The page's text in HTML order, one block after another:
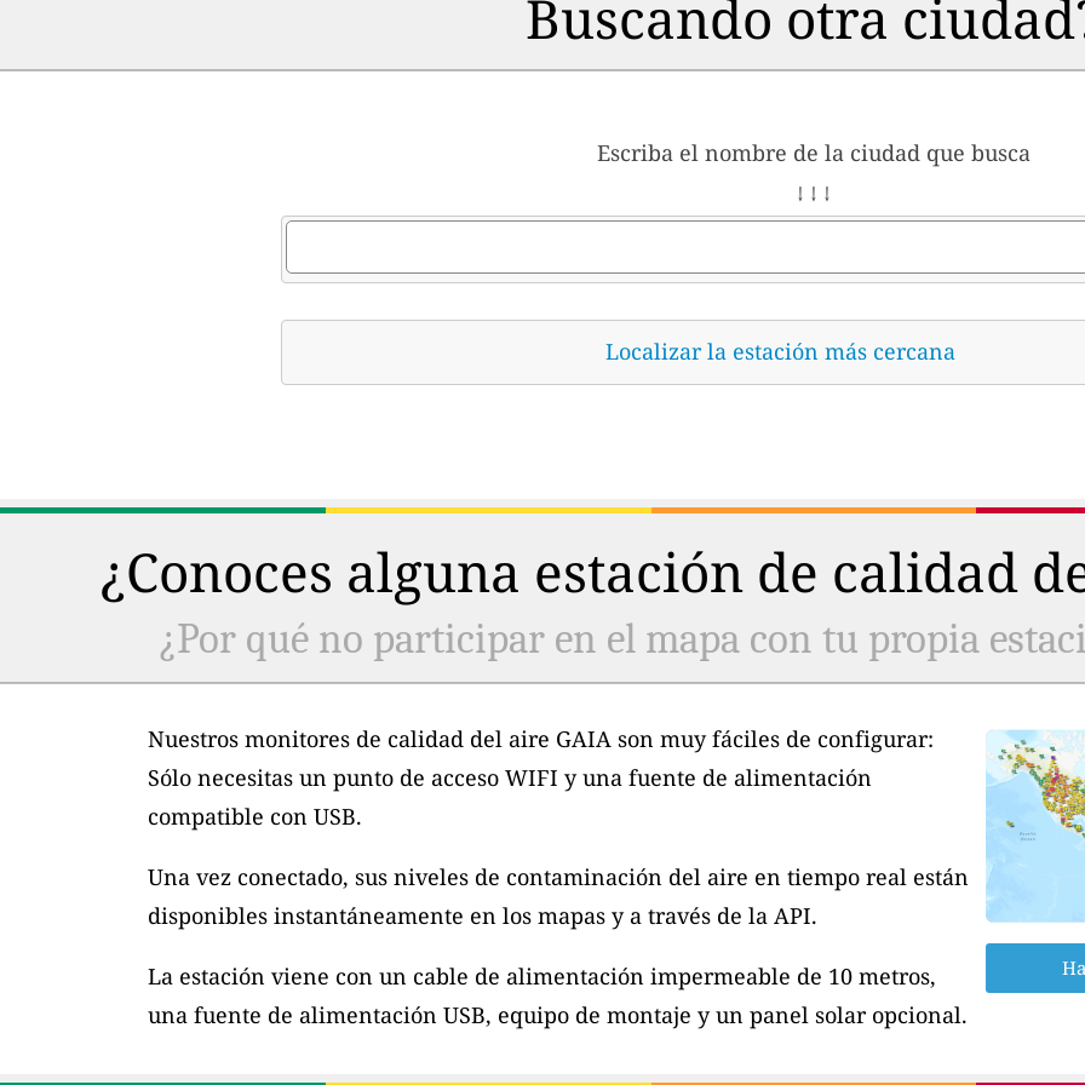
Buscando otra
Escriba el nombre de la ciudad que busca
↓ ↓ ↓
Localizar la estación más cercana
¿Conoces alguna estación de calidad
¿Por qué no participar en el mapa con tu propia
Nuestros monitores de calidad del aire GAIA son muy fáciles de configurar:
Sólo necesitas un punto de acceso WIFI y una fuente de alimentación
compatible con USB.
Una vez conectado, sus niveles de contaminación del aire en tiempo real están
disponibles instantáneamente en los mapas y a través de la API.
La estación viene con un cable de alimentación impermeable de 10 metros,
una fuente de alimentación USB, equipo de montaje y un panel solar opcional.